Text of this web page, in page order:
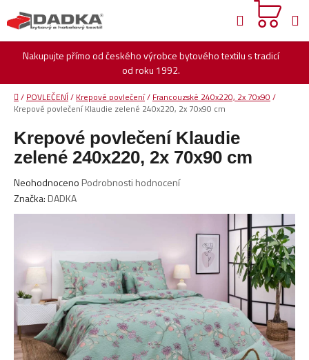
na
obsah
Nakupujte přímo od českého výrobce bytového textilu s tradicí
od roku 1992.
Hledat
Domů
/ POVLEČENÍ/ Krepové povlečení/ Francouzské 240x220, 2x 70x90 /
Krepové povlečení Klaudie zelené 240x220, 2x 70x90 cm
Krepové povlečení Klaudie
zelené 240x220, 2x 70x90 cm
Průměrné
hodnocení
produktu
hvězdiček.
Neohodnoceno Podrobnosti hodnocení
Značka: DADKA